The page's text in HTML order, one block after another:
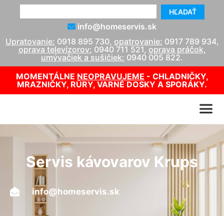
HĽADAŤ
info@homeservis.sk
Upratovanie: 0918 895 730, opatrovanie: 0917 789 934,
oprava televízorov: 0940 711 521, oprava práčok,
umývačiek a sušičiek: 0940 005 822.
MOMENTÁLNE NEOPRAVUJEME - CHLADNIČKY,
MRAZNIČKY, RÚRY, VARNÉ DOSKY A SPORÁKY.
Servis kávovarov Krups
info@homeservis.sk